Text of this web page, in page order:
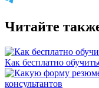
Читайте
Как бесплатно